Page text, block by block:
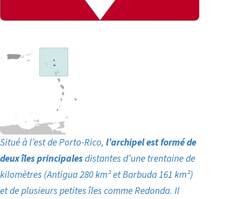
Situé à l’est de Porto-Rico, l’archipel est formé de
deux îles principalesdistantes d’une trentaine de
kilomètres (Antigua 280 km² et Barbuda 161 km²)
et de plusieurs petites îles comme Redonda. Il